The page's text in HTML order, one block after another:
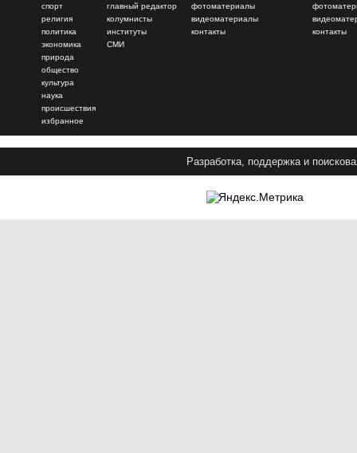
спорт
религия
политика
экономика
природа
общество
культура
наука
происшествия
избранное
главный редактор
колумнисты
институты
СМИ
фотоматериалы
видеоматериалы
контакты
контакты
Разработка, поддержка и